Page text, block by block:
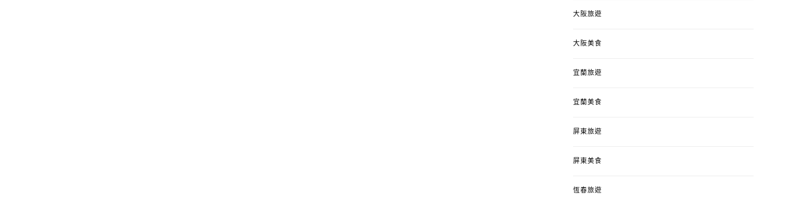
大阪旅遊
大阪美食
宜蘭旅遊
宜蘭美食
屏東旅遊
屏東美食
恆春旅遊